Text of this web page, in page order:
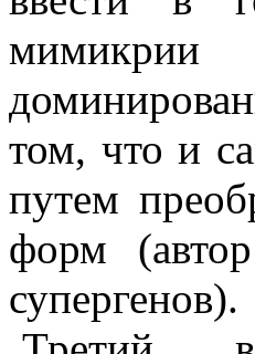
том, что и
путем
форм
супергенов).